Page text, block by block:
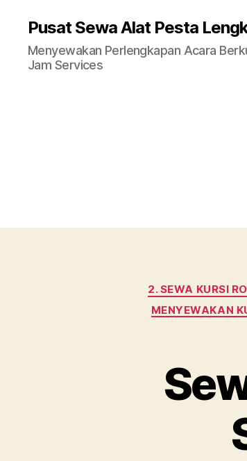
Pusat Sewa Alat Pesta
Menyewakan Perlengkapan Acara
Jam Services
2. SEWA KURSI
MENYEWAKAN